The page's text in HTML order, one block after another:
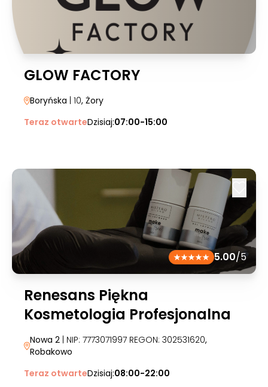
GLOW FACTORY
Boryńska | 10, Żory
Teraz otwarteDzisiaj:07:00-15:00
5.00/5
Renesans Piękna
Kosmetologia Profesjonalna
Nowa 2| NIP: 7773071997 REGON: 302531620,
Robakowo
Teraz otwarteDzisiaj:08:00-22:00